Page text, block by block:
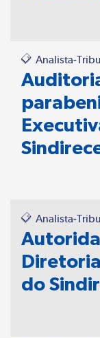
Analista-
Analista-
do